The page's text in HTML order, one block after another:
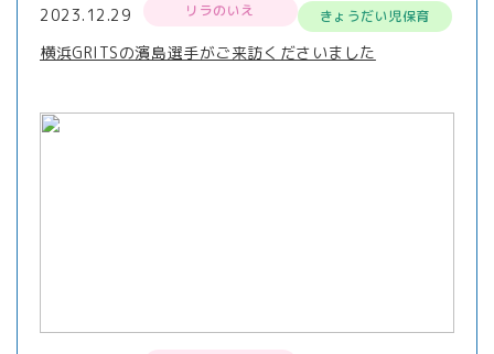
2023.12.29 リラのいえ きょうだい児保育
横浜GRITSの濱島選手がご来訪くださいました